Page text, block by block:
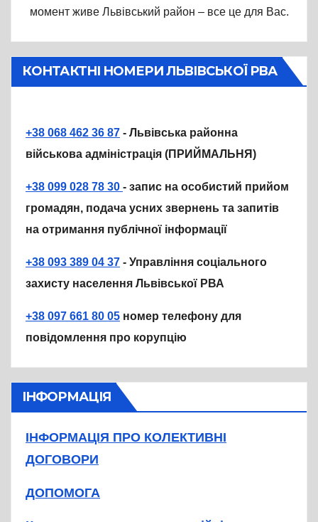
момент живе Львівський район – все це для Вас.
КОНТАКТНІ НОМЕРИ ЛЬВІВСЬКОЇ РВА
+38 068 462 36 87 - Львівська районна
військова адміністрація (ПРИЙМАЛЬНЯ)
+38 099 028 78 30 - запис на особистий прийом
громадян, подача усних звернень та запитів
на отримання публічної інформації
+38 093 389 04 37 - Управління соціального
захисту населення Львівської РВА
+38 097 661 80 05 номер телефону для
повідомлення про корупцію
ІНФОРМАЦІЯ
ІНФОРМАЦІЯ ПРО КОЛЕКТИВНІ
ДОГОВОРИ
ДОПОМОГА